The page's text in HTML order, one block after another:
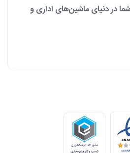
در دنیای ماشین‌های اداری و
و سازمان‌ها برای افزایش بهره‌وری خود به
به ابزارهای کارآمد و قابل اعتماد یک
پیش از خرید تا پشتیبانی پس از فروش،
خانگی است.
برای هر نیازی